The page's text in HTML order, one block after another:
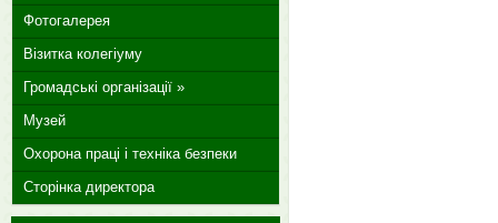
Фотогалерея
Візитка колегіуму
Громадські організації »
Музей
Охорона праці і техніка безпеки
Сторінка директора